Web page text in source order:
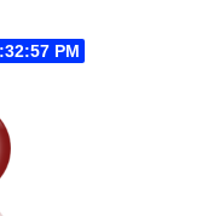
PM